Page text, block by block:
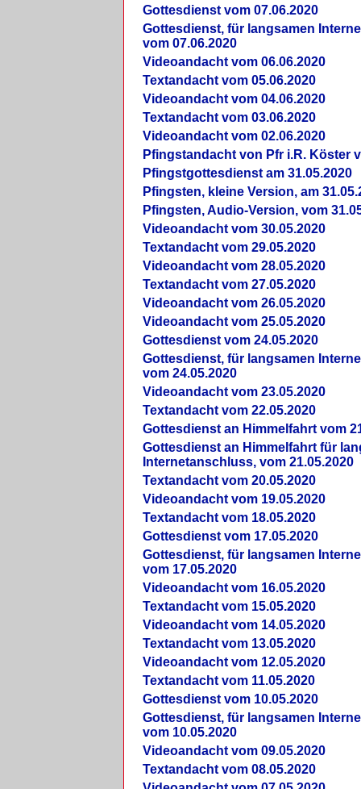
Gottesdienst vom 07.06.2020
Gottesdienst, für langsamen
vom 07.06.2020
Videoandacht vom 06.06.2020
Textandacht vom 05.06.2020
Videoandacht vom 04.06.2020
Textandacht vom 03.06.2020
Videoandacht vom 02.06.2020
Pfingstandacht von Pfr i.R. Köster
Pfingstgottesdienst am 31.05.2020
Pfingsten, kleine Version, am
Pfingsten, Audio-Version, vom
Videoandacht vom 30.05.2020
Textandacht vom 29.05.2020
Videoandacht vom 28.05.2020
Textandacht vom 27.05.2020
Videoandacht vom 26.05.2020
Videoandacht vom 25.05.2020
Gottesdienst vom 24.05.2020
Gottesdienst, für langsamen
vom 24.05.2020
Videoandacht vom 23.05.2020
Textandacht vom 22.05.2020
Gottesdienst an Himmelfahrt vom
Gottesdienst an Himmelfahrt für
Internetanschluss, vom 21.05.2020
Textandacht vom 20.05.2020
Videoandacht vom 19.05.2020
Textandacht vom 18.05.2020
Gottesdienst vom 17.05.2020
Gottesdienst, für langsamen
vom 17.05.2020
Videoandacht vom 16.05.2020
Textandacht vom 15.05.2020
Videoandacht vom 14.05.2020
Textandacht vom 13.05.2020
Videoandacht vom 12.05.2020
Textandacht vom 11.05.2020
Gottesdienst vom 10.05.2020
Gottesdienst, für langsamen
vom 10.05.2020
Videoandacht vom 09.05.2020
Textandacht vom 08.05.2020